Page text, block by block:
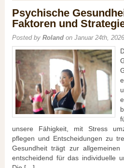
Psychische
Faktoren und
Posted by Roland on Januar 24th, 2026
unsere Fähigkeit, mit Stress
pflegen und Entscheidungen zu
Gesundheit trägt zur
entscheidend für das individuelle